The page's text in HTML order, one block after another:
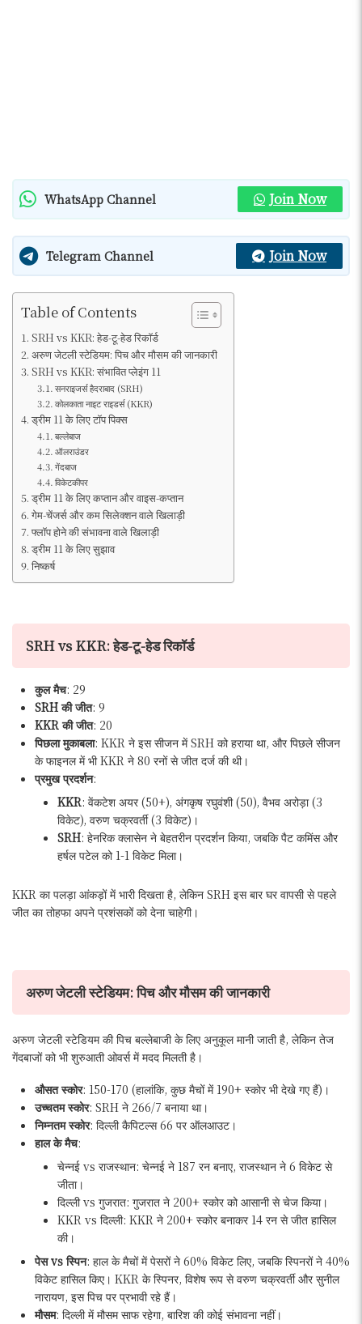
WhatsApp Channel Join Now
Telegram Channel Join Now
Table of Contents
SRH vs KKR: हेड-टू-हेड रिकॉर्ड
अरुण जेटली स्टेडियम: पिच और मौसम की जानकारी
SRH vs KKR: संभावित प्लेइंग 11
सनराइजर्स हैदराबाद (SRH)
कोलकाता नाइट राइडर्स (KKR)
ड्रीम 11 के लिए टॉप पिक्स
बल्लेबाज
ऑलराउंडर
गेंदबाज
विकेटकीपर
ड्रीम 11 के लिए कप्तान और वाइस-कप्तान
गेम-चेंजर्स और कम सिलेक्शन वाले खिलाड़ी
फ्लॉप होने की संभावना वाले खिलाड़ी
ड्रीम 11 के लिए सुझाव
निष्कर्ष
SRH vs KKR: हेड-टू-हेड रिकॉर्ड
कुल मैच: 29
SRH की जीत: 9
KKR की जीत: 20
पिछला मुकाबला: KKR ने इस सीजन में SRH को हराया था, और पिछले सीजन
के फाइनल में भी KKR ने 80 रनों से जीत दर्ज की थी।
प्रमुख प्रदर्शन:
KKR: वेंकटेश अयर (50+), अंगकृष रघुवंशी (50), वैभव अरोड़ा (3
विकेट), वरुण चक्रवर्ती (3 विकेट)।
SRH: हेनरिक क्लासेन ने बेहतरीन प्रदर्शन किया, जबकि पैट कमिंस और
हर्षल पटेल को 1-1 विकेट मिला।
KKR का पलड़ा आंकड़ों में भारी दिखता है, लेकिन SRH इस बार घर वापसी से पहले
जीत का तोहफा अपने प्रशंसकों को देना चाहेगी।
अरुण जेटली स्टेडियम: पिच और मौसम की जानकारी
अरुण जेटली स्टेडियम की पिच बल्लेबाजी के लिए अनुकूल मानी जाती है, लेकिन तेज
गेंदबाजों को भी शुरुआती ओवर्स में मदद मिलती है।
औसत स्कोर: 150-170 (हालांकि, कुछ मैचों में 190+ स्कोर भी देखे गए हैं)।
उच्चतम स्कोर: SRH ने 266/7 बनाया था।
निम्नतम स्कोर: दिल्ली कैपिटल्स 66 पर ऑलआउट।
हाल के मैच:
चेन्नई vs राजस्थान: चेन्नई ने 187 रन बनाए, राजस्थान ने 6 विकेट से
जीता।
दिल्ली vs गुजरात: गुजरात ने 200+ स्कोर को आसानी से चेज किया।
KKR vs दिल्ली: KKR ने 200+ स्कोर बनाकर 14 रन से जीत हासिल
की।
पेस vs स्पिन: हाल के मैचों में पेसरों ने 60% विकेट लिए, जबकि स्पिनरों ने 40%
विकेट हासिल किए। KKR के स्पिनर, विशेष रूप से वरुण चक्रवर्ती और सुनील
नारायण, इस पिच पर प्रभावी रहे हैं।
मौसम: दिल्ली में मौसम साफ रहेगा, बारिश की कोई संभावना नहीं।